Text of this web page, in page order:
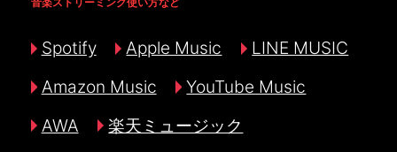
Spotify Apple Music
LINE MUSIC
Amazon Music
YouTube Music
AWA
楽天ミュージック